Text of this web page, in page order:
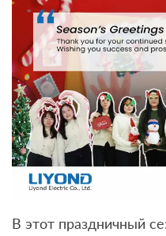
В этот праздничный